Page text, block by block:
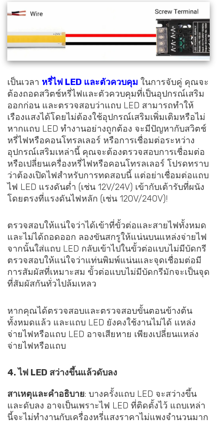
เป็นเวลา หรี่ไฟ LED และตัวควบคุม ในการจับคู่ คุณจะ
ต้องถอดสวิตช์หรี่ไฟและตัวควบคุมที่เป็นอุปกรณ์เสริม
ออกก่อน และตรวจสอบว่าแถบ LED สามารถทำให้
เรืองแสงได้โดยไม่ต้องใช้อุปกรณ์เสริมเพิ่มเติมหรือไม่
หากแถบ LED ทำงานอย่างถูกต้อง จะมีปัญหากับสวิตช์
หรี่ไฟหรือคอนโทรลเลอร์ หรือการเชื่อมต่อระหว่าง
อุปกรณ์เสริมเหล่านี้ คุณจะต้องตรวจสอบการเชื่อมต่อ
หรือเปลี่ยนเครื่องหรี่ไฟหรือคอนโทรลเลอร์ โปรดทราบ
ว่าต้องเปิดไฟสำหรับการทดสอบนี้ แต่อย่าเชื่อมต่อแถบ
ไฟ LED แรงดันต่ำ (เช่น 12V/24V) เข้ากับเต้ารับที่ผนัง
โดยตรงที่แรงดันไฟหลัก (เช่น 120V/240V)!
ตรวจสอบให้แน่ใจว่าได้เข้าที่ขั้วต่อและสายไฟทั้งหมด
และไม่ได้ถอดออก ลองขันสกรูให้แน่นบนแหล่งจ่ายไฟ
จากนั้นใส่แถบ LED กลับเข้าไปในขั้วต่อแบบไม่มีบัดกรี
ตรวจสอบให้แน่ใจว่าแท่นพิมพ์แน่นและจุดเชื่อมต่อมี
การสัมผัสที่เหมาะสม ขั้วต่อแบบไม่มีบัดกรีมักจะเป็นจุด
ที่สัมผัสกันทั่วไปล้มเหลว
หากคุณได้ตรวจสอบและตรวจสอบขั้นตอนข้างต้น
ทั้งหมดแล้ว และแถบ LED ยังคงใช้งานไม่ได้ แหล่ง
จ่ายไฟหรือแถบ LED อาจเสียหาย เพียงเปลี่ยนแหล่ง
จ่ายไฟหรือแถบ
4. ไฟ LED สว่างขึ้นแล้วดับลง
สาเหตุและคำอธิบาย: บางครั้งแถบ LED จะสว่างขึ้น
และดับลง อาจเป็นเพราะไฟ LED ที่ติดตั้งไว้ แถบเหล่า
นี้จะไม่ทำงานกับเครื่องหรี่แสงราคาไม่แพงจำนวนมาก